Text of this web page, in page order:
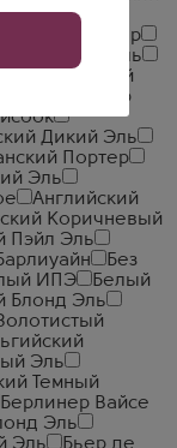
Лагер
Кислый Эль
Российский
Берлинер
Дикий Эль
Портер
Эль
Английский
Коричневый
Пэйл Эль
Без
ИПЭ
Белый
Блонд Эль
Эль
Темный
Берлинер Вайсе
Эль